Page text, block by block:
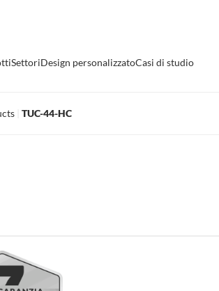
di preparazione
SettoriDesign personalizzatoCasi di studio
TUC-44-HC